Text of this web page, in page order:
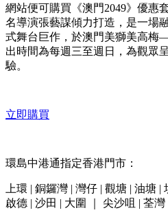
網站便可購買《澳門2049》優惠
名導演張藝謀傾力打造，是一場
式舞台巨作，於澳門美獅美高
出時間為每週三至週日，為觀眾
驗。
立即購買
環島中港通指定香港門市：
上環 | 銅鑼灣 | 灣仔 | 觀塘 | 油塘
啟德 | 沙田 | 大圍 ｜ 尖沙咀 | 荃灣